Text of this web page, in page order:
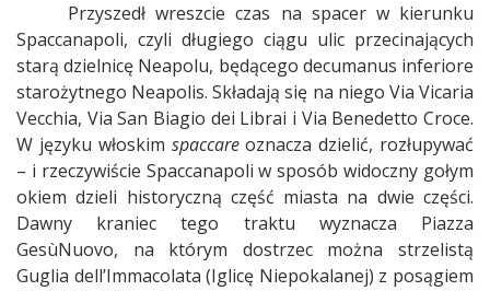
Przyszedł wreszcie czas na spacer w kierunku
Spaccanapoli, czyli długiego ciągu ulic przecinających
starą dzielnicę Neapolu, będącego decumanus inferiore
starożytnego Neapolis. Składają się na niego Via Vicaria
Vecchia, Via San Biagio dei Librai i Via Benedetto Croce.
W języku włoskim spaccareoznacza dzielić, rozłupywać
– i rzeczywiście Spaccanapoli w sposób widoczny gołym
okiem dzieli historyczną część miasta na dwie części.
Dawny kraniec tego traktu wyznacza Piazza
GesùNuovo, na którym dostrzec można strzelistą
Guglia dell’Immacolata (Iglicę Niepokalanej) z posągiem